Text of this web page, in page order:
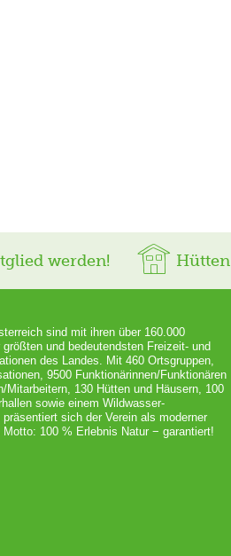
werden! Hütten
sind mit ihren über 160.000
und bedeutendsten Freizeit- und
des Landes. Mit 460 Ortsgruppen,
9500 Funktionärinnen/Funktionären
Mitarbeitern, 130 Hütten und Häusern, 100
sowie einem Wildwasser-
sich der Verein als moderner
Motto: 100 % Erlebnis Natur − garantiert!